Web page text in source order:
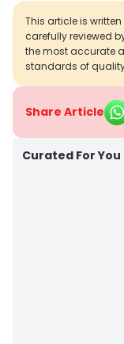
This article is
carefully reviewed
the most accurate
standards of
Share Article
Curated For You